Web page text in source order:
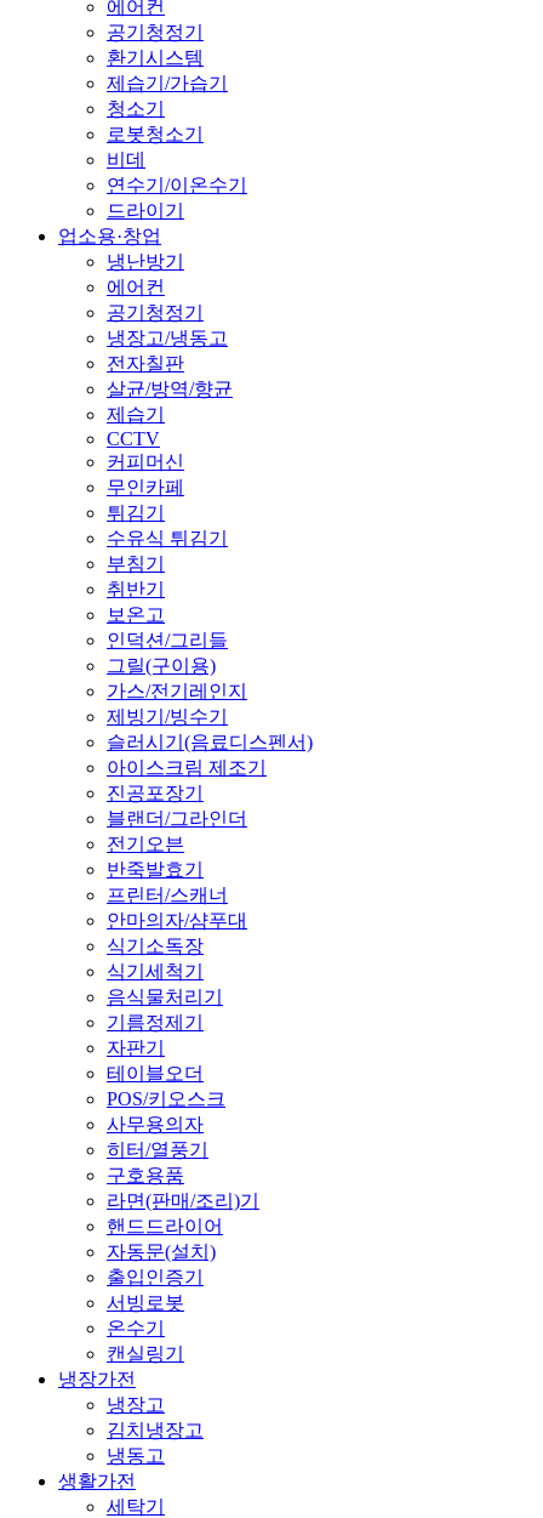
에어컨
공기청정기
환기시스템
제습기/가습기
청소기
로봇청소기
비데
연수기/이온수기
드라이기
업소용·창업
냉난방기
에어컨
공기청정기
냉장고/냉동고
전자칠판
살균/방역/향균
제습기
CCTV
커피머신
무인카페
튀김기
수유식 튀김기
부침기
취반기
보온고
인덕션/그리들
그릴(구이용)
가스/전기레인지
제빙기/빙수기
슬러시기(음료디스펜서)
아이스크림 제조기
진공포장기
블랜더/그라인더
전기오븐
반죽발효기
프린터/스캐너
안마의자/샴푸대
식기소독장
식기세척기
음식물처리기
기름정제기
자판기
테이블오더
POS/키오스크
사무용의자
히터/열풍기
구호용품
라면(판매/조리)기
핸드드라이어
자동문(설치)
출입인증기
서빙로봇
온수기
캔실링기
냉장가전
냉장고
김치냉장고
냉동고
생활가전
세탁기